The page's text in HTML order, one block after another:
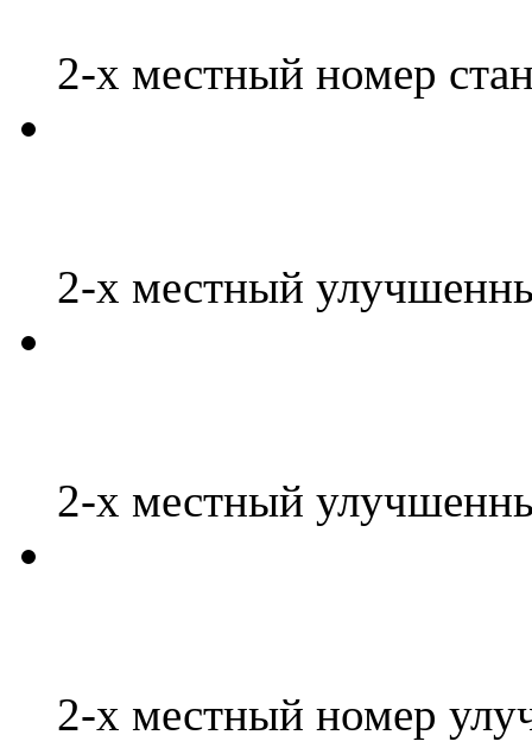
2-х местный номер
2-х местный
2-х местный
2-х местный номер